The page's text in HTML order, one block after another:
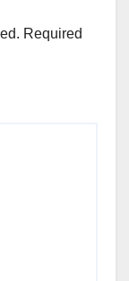
Required